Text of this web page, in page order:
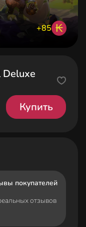
+85 ₭
Купить
покупателей
отзывов